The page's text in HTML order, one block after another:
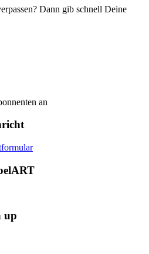
Dann gib schnell Deine
an
up